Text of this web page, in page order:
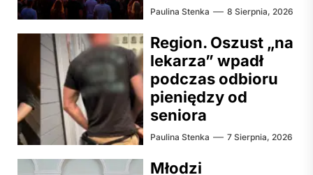
Paulina Stenka 8 Sierpnia, 2026
Region. Oszust „na
lekarza” wpadł
podczas odbioru
pieniędzy od
seniora
Paulina Stenka 7 Sierpnia, 2026
Młodzi